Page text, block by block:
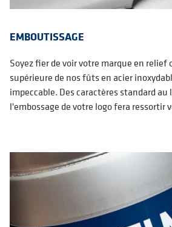
EMBOUTISSAGE
Soyez fier de voir votre marque en relief
supérieure de nos fûts en acier
impeccable. Des caractères standard au
l'embossage de votre logo fera ressortir